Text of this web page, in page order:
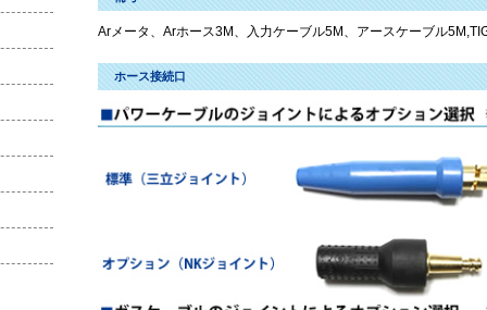
Arメータ、Arホース3M、入力ケーブル5M、アースケーブル
ホース接続口